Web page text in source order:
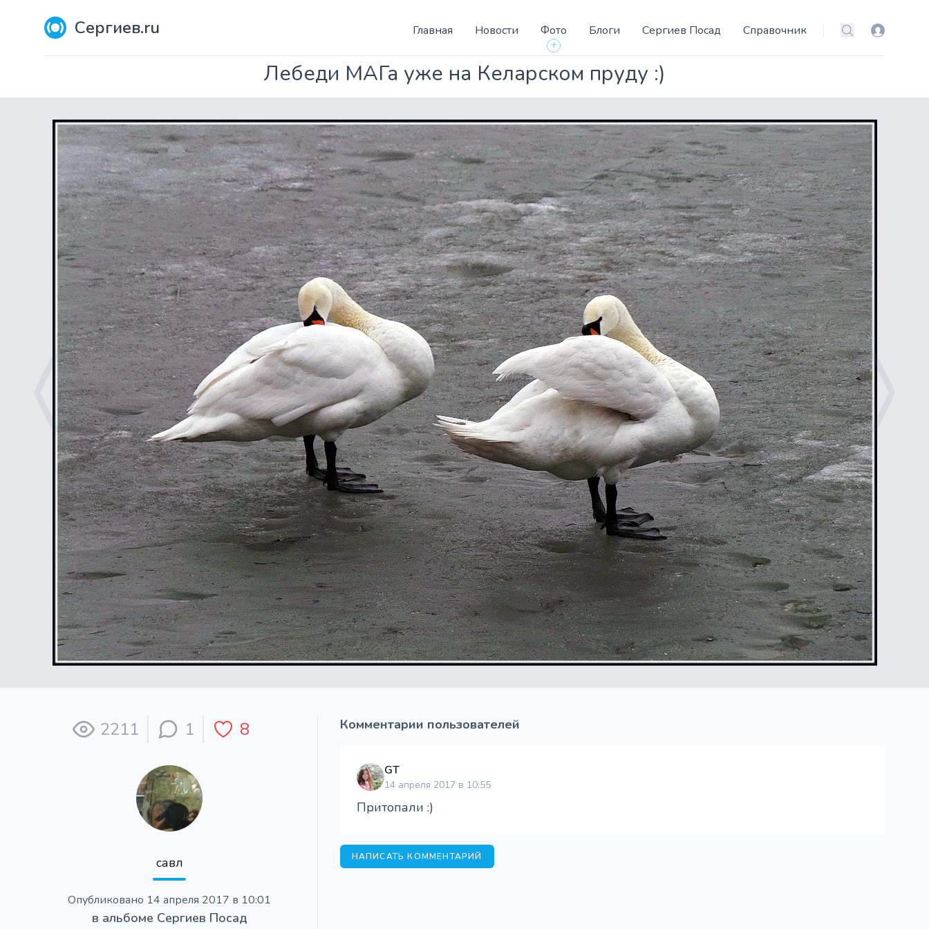
Сергиев.ru Главная Новости
Фото
+
Блоги Сергиев Посад Справочник Поиск Вход
Лебеди МАГа уже на Келарском пруду :)
2211 1 8
савл
Опубликовано 14 апреля 2017 в 10:01
в альбоме Сергиев Посад
Комментарии пользователей
GT
14 апреля 2017 в 10:55
Притопали :)
НАПИСАТЬ КОММЕНТАРИЙ